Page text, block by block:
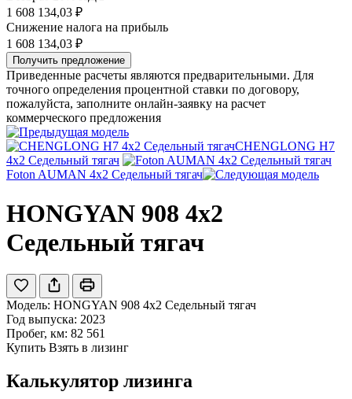
1 608 134,03 ₽
Снижение налога на прибыль
1 608 134,03 ₽
Получить предложение
Приведенные расчеты являются предварительными. Для
точного определения процентной ставки по договору,
пожалуйста, заполните онлайн-заявку на расчет
коммерческого предложения
CHENGLONG H7
4x2 Седельный тягач
Foton AUMAN 4x2 Седельный тягач
HONGYAN 908 4x2
Седельный тягач
Модель: HONGYAN 908 4x2 Седельный тягач
Год выпуска: 2023
Пробег, км: 82 561
Купить Взять в лизинг
Калькулятор лизинга